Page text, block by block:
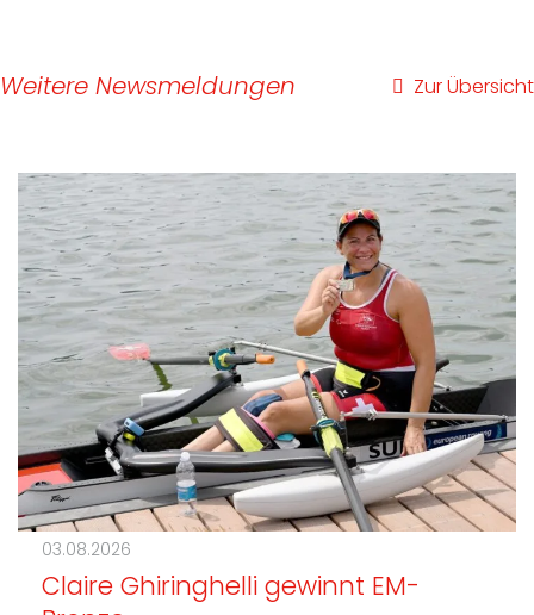
Zur Übersicht
Weitere Newsmeldungen
03.08.2026
Claire Ghiringhelli gewinnt EM-